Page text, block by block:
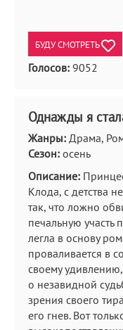
БУДУ СМОТРЕТЬ
Голосов: 9052
Однажды я
Жанры: Драма,
Сезон: осень
Описание:
Клода, с детства
так, что ложно
печальную участь
легла в основу
проваливается в
своему
о незавидной
зрения своего
его гнев. Вот